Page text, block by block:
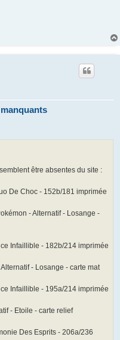
être absentes du site :
De Choc - 152b/181 imprimée
- Alternatif - Losange -
Infaillible - 182b/214 imprimée
- Losange - carte mat
Infaillible - 195a/214 imprimée
- Etoile - carte relief
Des Esprits - 206a/236